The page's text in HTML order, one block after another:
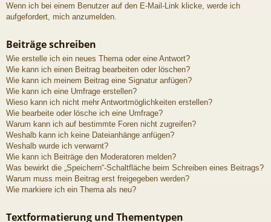
Wenn ich bei einem Benutzer auf den E-Mail-Link klicke, werde ich
aufgefordert, mich anzumelden.
Beiträge schreiben
Wie erstelle ich ein neues Thema oder eine Antwort?
Wie kann ich einen Beitrag bearbeiten oder löschen?
Wie kann ich meinem Beitrag eine Signatur anfügen?
Wie kann ich eine Umfrage erstellen?
Wieso kann ich nicht mehr Antwortmöglichkeiten erstellen?
Wie bearbeite oder lösche ich eine Umfrage?
Warum kann ich auf bestimmte Foren nicht zugreifen?
Weshalb kann ich keine Dateianhänge anfügen?
Weshalb wurde ich verwarnt?
Wie kann ich Beiträge den Moderatoren melden?
Was bewirkt die „Speichern“-Schaltfläche beim Schreiben eines Beitrags?
Warum muss mein Beitrag erst freigegeben werden?
Wie markiere ich ein Thema als neu?
Textformatierung und Thementypen